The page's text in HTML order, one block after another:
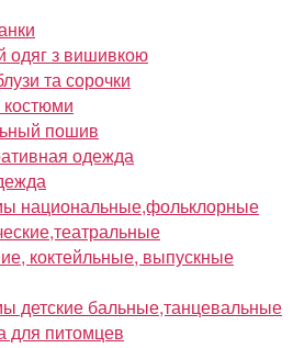
одяг з вишивкою
та сорочки
пошив
одежда
национальные,фольклорные
коктейльные, выпускные
детские бальные,танцевальные
для питомцев